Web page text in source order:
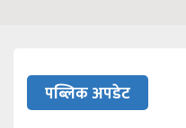
पब्लिक अपडेट